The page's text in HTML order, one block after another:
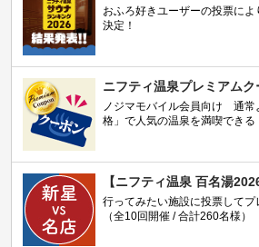
おふろ好きユーザーの投票に
決定！
ニフティ温泉プレミアムク
ノジマモバイル会員向け 通常
格」で人気の温泉を満喫できる
【ニフティ温泉 百名湯2026
行ってみたい施設に投票してプ
（全10回開催 / 合計260名様）